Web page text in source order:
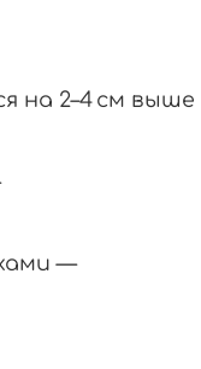
на 2–4 см выше
—